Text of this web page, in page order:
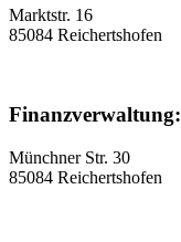
Marktstr. 16
85084 Reichertshofen
Finanzverwaltung:
Münchner Str. 30
85084 Reichertshofen